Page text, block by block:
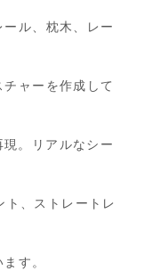
ル、枕木、レー
ャーを作成して
。リアルなシー
、ストレートレ
す。